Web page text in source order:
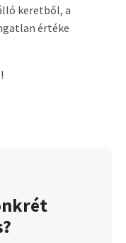
keretből, a
értéke
!